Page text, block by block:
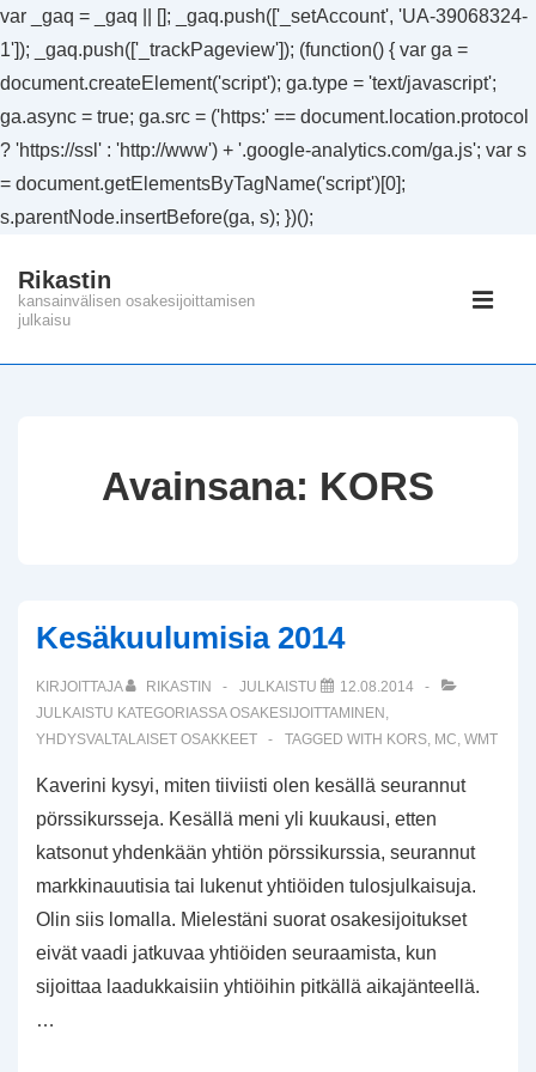
var _gaq = _gaq || []; _gaq.push(['_setAccount', 'UA-39068324-
1']); _gaq.push(['_trackPageview']); (function() { var ga =
document.createElement('script'); ga.type = 'text/javascript';
ga.async = true; ga.src = ('https:' == document.location.protocol
? 'https://ssl' : 'http://www') + '.google-analytics.com/ga.js'; var s
= document.getElementsByTagName('script')[0];
s.parentNode.insertBefore(ga, s); })();
Siirry
pääsisältöön
Rikastin
kansainvälisen osakesijoittamisen
julkaisu
Avainsana: KORS
Kesäkuulumisia 2014
KIRJOITTAJA RIKASTIN JULKAISTU
12.08.2014
JULKAISTU KATEGORIASSAOSAKESIJOITTAMINEN ,
YHDYSVALTALAISET OSAKKEET
TAGGED WITH KORS, MC, WMT
Kaverini kysyi, miten tiiviisti olen kesällä seurannut
pörssikursseja. Kesällä meni yli kuukausi, etten
katsonut yhdenkään yhtiön pörssikurssia, seurannut
markkinauutisia tai lukenut yhtiöiden tulosjulkaisuja.
Olin siis lomalla. Mielestäni suorat osakesijoitukset
eivät vaadi jatkuvaa yhtiöiden seuraamista, kun
sijoittaa laadukkaisiin yhtiöihin pitkällä aikajänteellä.
…